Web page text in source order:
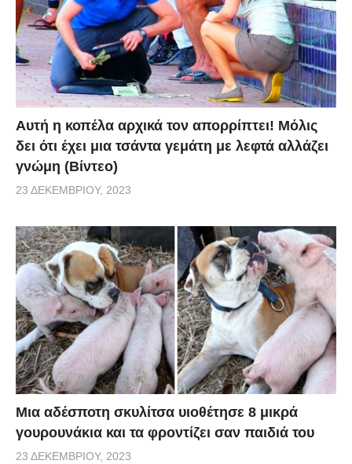
Αυτή η κοπέλα αρχικά τον απορρίπτει! Μόλις
δει ότι έχει μια τσάντα γεμάτη με λεφτά αλλάζει
γνώμη (Βίντεο)
23 ΔΕΚΕΜΒΡΊΟΥ, 2023
Μια αδέσποτη σκυλίτσα υιοθέτησε 8 μικρά
γουρουνάκια και τα φροντίζει σαν παιδιά του
23 ΔΕΚΕΜΒΡΊΟΥ, 2023